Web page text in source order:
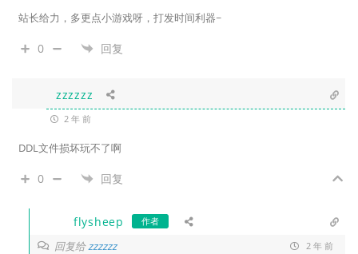
站长给力，多更点小游戏呀，打发时间利器~
0 回复
zzzzzz
2 年 前
DDL文件损坏玩不了啊
0 回复
flysheep 作者
回复给zzzzzz 2 年 前